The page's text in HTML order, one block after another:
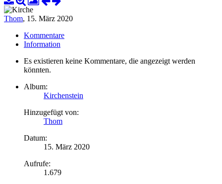
Thom, 15. März 2020
Kommentare
Information
Es existieren keine Kommentare, die angezeigt werden
könnten.
Album:
Kirchenstein
Hinzugefügt von:
Thom
Datum:
15. März 2020
Aufrufe:
1.679